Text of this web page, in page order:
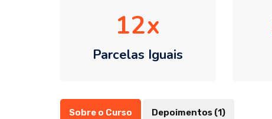
12
Parcelas Iguais
Sobre o Curso Depoimentos (1)